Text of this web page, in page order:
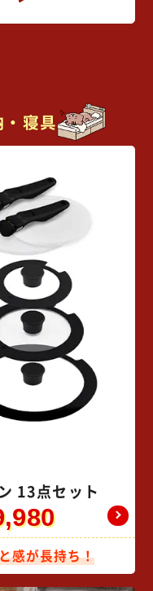
寝具
13点セット
感が長持ち！